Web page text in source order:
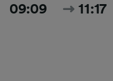
09:09 11:17